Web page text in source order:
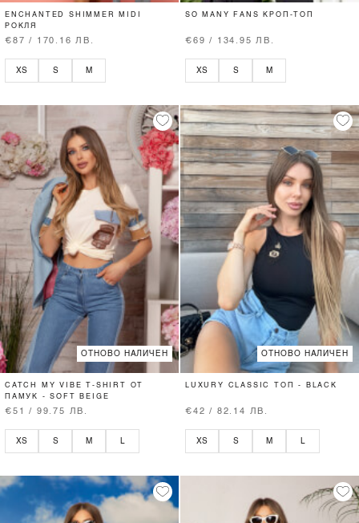
ENCHANTED SHIMMER MIDI
РОКЛЯ
€87 / 170.16 ЛВ.
XS S M
SO MANY FANS КРОП-ТОП
€69 / 134.95 ЛВ.
XS S M
ОТНОВО НАЛИЧЕН
CATCH MY VIBE T-SHIRT ОТ
ПАМУК - SOFT BEIGE
€51 / 99.75 ЛВ.
XS S M L
ОТНОВО НАЛИЧЕН
LUXURY CLASSIC ТОП - BLACK
€42 / 82.14 ЛВ.
XS S M L